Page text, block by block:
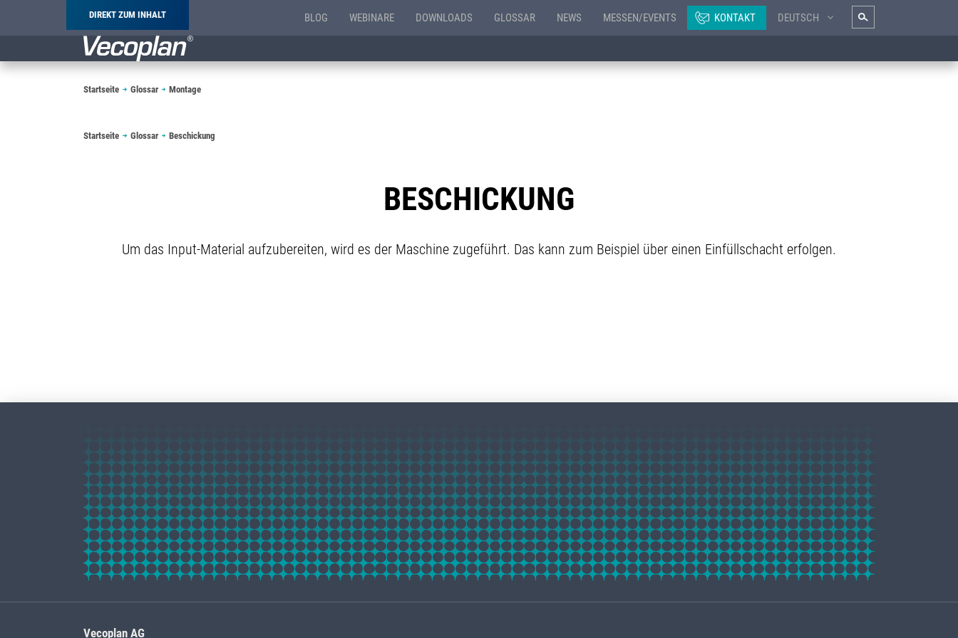
DIREKT ZUM INHALT BLOG WEBINARE DOWNLOADS GLOSSAR NEWS MESSEN/EVENTS KONTAKT DEUTSCH
Pfadnavigation
Startseite Glossar Montage
Pfadnavigation
Startseite Glossar Beschickung
BESCHICKUNG
Um das Input-Material aufzubereiten, wird es der Maschine zugeführt. Das kann zum Beispiel über einen Einfüllschacht erfolgen.
Vecoplan AG